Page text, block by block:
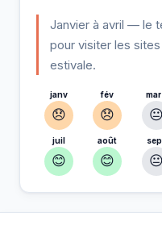
Janvier à avril — le
pour visiter les
estivale.
janv
😞
fév
😞 😐
juil
😊
août
😊 😐